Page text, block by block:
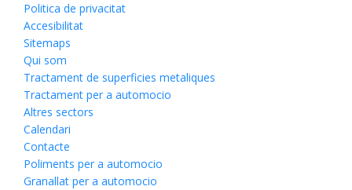
Politica de privacitat
Accesibilitat
Sitemaps
Qui som
Tractament de superficies metaliques
Tractament per a automocio
Altres sectors
Calendari
Contacte
Poliments per a automocio
Granallat per a automocio